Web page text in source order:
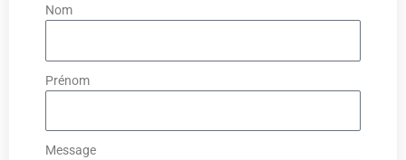
Nom
Prénom
Message